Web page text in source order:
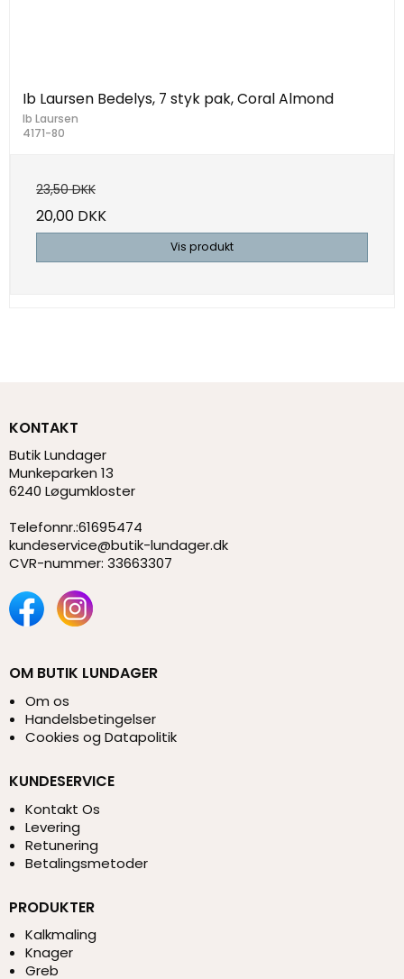
Ib Laursen Bedelys, 7 styk pak, Coral Almond
Ib Laursen
4171-80
23,50 DKK
20,00 DKK
Vis produkt
KONTAKT
Butik Lundager
Munkeparken 13
6240 Løgumkloster
Telefonnr.:61695474
kundeservice@butik-lundager.dk
CVR-nummer: 33663307
OM BUTIK LUNDAGER
Om os
Handelsbetingelser
Cookies og Datapolitik
KUNDESERVICE
Kontakt Os
Levering
Retunering
Betalingsmetoder
PRODUKTER
Kalkmaling
Knager
Greb